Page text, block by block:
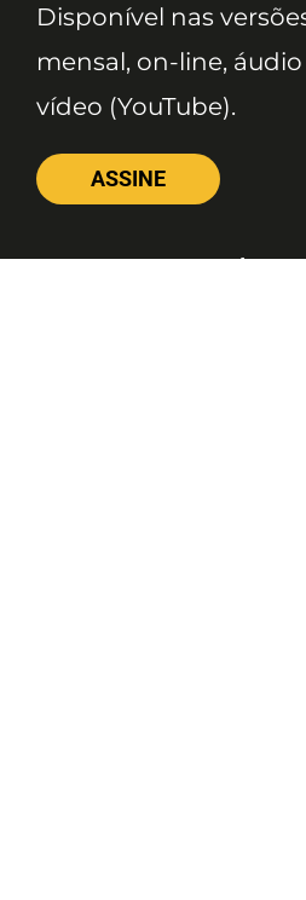
Disponível nas
mensal, on-line,
vídeo (YouTube).
ASSINE
Nossas Redes